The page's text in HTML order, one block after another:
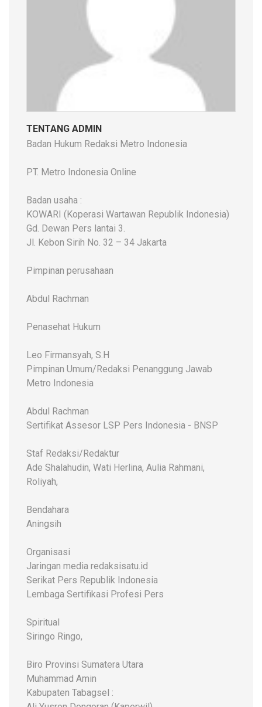
TENTANG ADMIN
Badan Hukum Redaksi Metro Indonesia
PT. Metro Indonesia Online
Badan usaha :
KOWARI (Koperasi Wartawan Republik Indonesia)
Gd. Dewan Pers lantai 3.
Jl. Kebon Sirih No. 32 – 34 Jakarta
Pimpinan perusahaan
Abdul Rachman
Penasehat Hukum
Leo Firmansyah, S.H
Pimpinan Umum/Redaksi Penanggung Jawab
Metro Indonesia
Abdul Rachman
Sertifikat Assesor LSP Pers Indonesia - BNSP
Staf Redaksi/Redaktur
Ade Shalahudin, Wati Herlina, Aulia Rahmani,
Roliyah,
Bendahara
Aningsih
Organisasi
Jaringan media redaksisatu.id
Serikat Pers Republik Indonesia
Lembaga Sertifikasi Profesi Pers
Spiritual
Siringo Ringo,
Biro Provinsi Sumatera Utara
Muhammad Amin
Kabupaten Tabagsel :